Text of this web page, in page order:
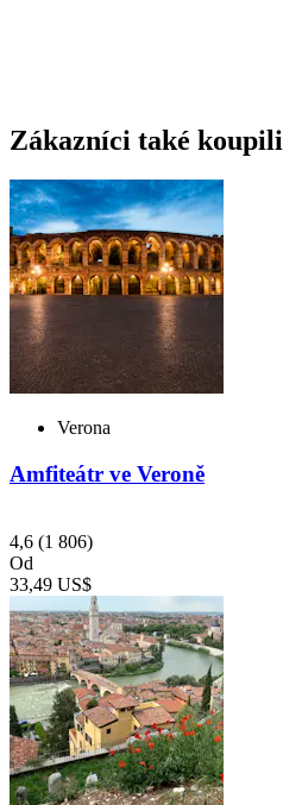
Zákazníci také koupili
Verona
Amfiteátr ve Veroně
4,6 (1 806)
Od
33,49 US$